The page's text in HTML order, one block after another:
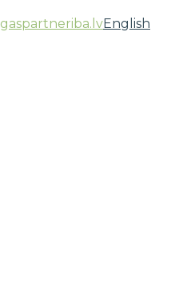
English